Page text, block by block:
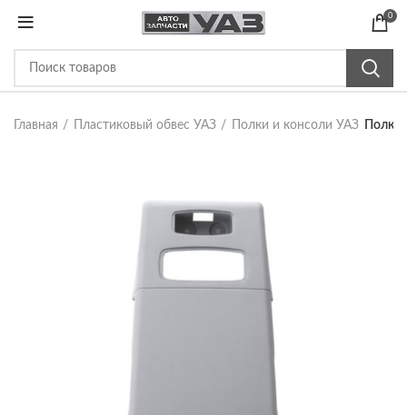
0
Главная Пластиковый обвес УАЗ Полки и консоли УАЗ